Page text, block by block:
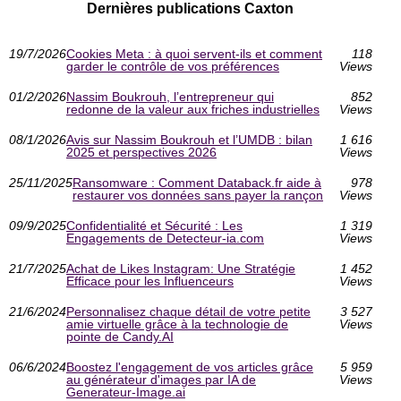
Dernières publications Caxton
19/7/2026Cookies Meta : à quoi servent-ils et comment
garder le contrôle de vos préférences
118
Views
01/2/2026Nassim Boukrouh, l’entrepreneur qui
redonne de la valeur aux friches industrielles
852
Views
08/1/2026Avis sur Nassim Boukrouh et l’UMDB : bilan
2025 et perspectives 2026
1 616
Views
25/11/2025Ransomware : Comment Databack.fr aide à
restaurer vos données sans payer la rançon
978
Views
09/9/2025Confidentialité et Sécurité : Les
Engagements de Detecteur-ia.com
1 319
Views
21/7/2025Achat de Likes Instagram: Une Stratégie
Efficace pour les Influenceurs
1 452
Views
21/6/2024Personnalisez chaque détail de votre petite
amie virtuelle grâce à la technologie de
pointe de Candy.AI
3 527
Views
06/6/2024Boostez l'engagement de vos articles grâce
au générateur d'images par IA de
Generateur-Image.ai
5 959
Views